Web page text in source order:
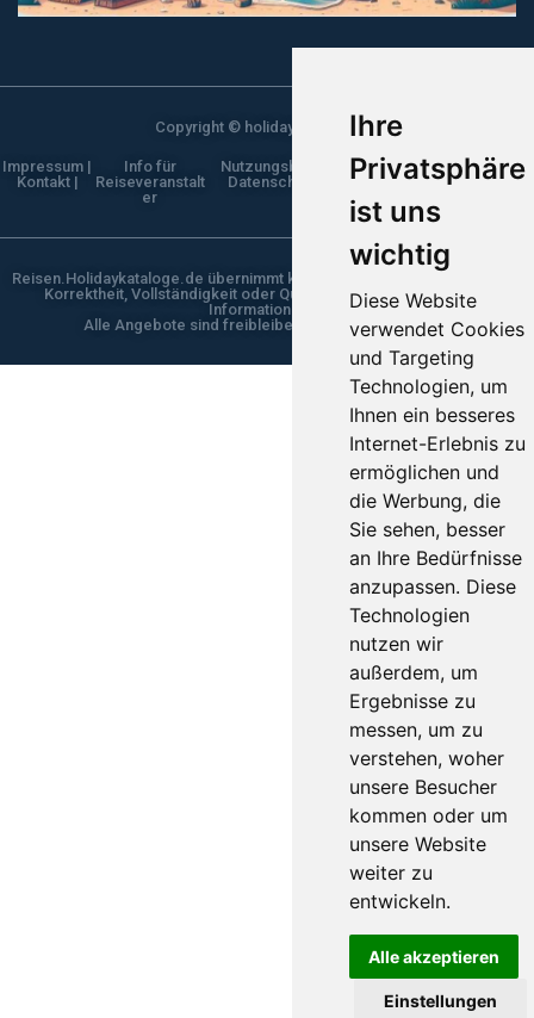
Ihre
Privatsphäre
ist uns
wichtig
Diese Website
verwendet Cookies
und Targeting
Technologien, um
Ihnen ein besseres
Internet-Erlebnis zu
ermöglichen und
die Werbung, die
Sie sehen, besser
an Ihre Bedürfnisse
anzupassen. Diese
Technologien
nutzen wir
außerdem, um
Ergebnisse zu
messen, um zu
verstehen, woher
unsere Besucher
kommen oder um
unsere Website
weiter zu
entwickeln.
Alle akzeptieren
Einstellungen
Copyright © holidaykataloge.de
Impressum |
Kontakt |
Info für
Reiseveranstalt
er
Nutzungsbestimmungen |
Datenschutzerklärung |
Reisen.Holidaykataloge.de übernimmt keine Gewähr für die Aktualität,
Korrektheit, Vollständigkeit oder Qualität der bereitgestellten
Informationen.
Alle Angebote sind freibleibend und unverbindlich